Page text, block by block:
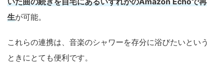
生が可能。
これらの連携は、音楽のシャワーを存分に浴びたいという
ときにとても便利です。